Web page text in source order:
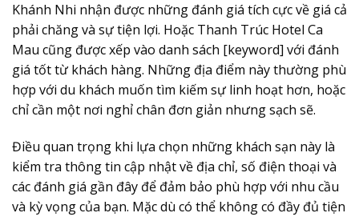
Khánh Nhi nhận được những đánh giá tích cực về giá cả
phải chăng và sự tiện lợi. Hoặc Thanh Trúc Hotel Ca
Mau cũng được xếp vào danh sách [keyword] với đánh
giá tốt từ khách hàng. Những địa điểm này thường phù
hợp với du khách muốn tìm kiếm sự linh hoạt hơn, hoặc
chỉ cần một nơi nghỉ chân đơn giản nhưng sạch sẽ.
Điều quan trọng khi lựa chọn những khách sạn này là
kiểm tra thông tin cập nhật về địa chỉ, số điện thoại và
các đánh giá gần đây để đảm bảo phù hợp với nhu cầu
và kỳ vọng của bạn. Mặc dù có thể không có đầy đủ tiện